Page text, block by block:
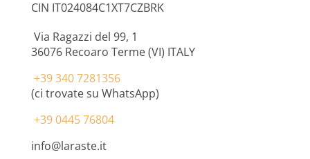
CIN IT024084C1XT7CZBRK
Via Ragazzi del 99, 1
36076 Recoaro Terme (VI) ITALY
+39 340 7281356
(ci trovate su WhatsApp)
+39 0445 76804
info@laraste.it